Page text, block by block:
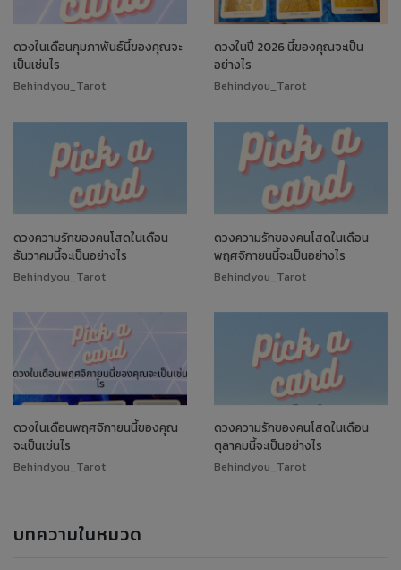
ดวงในเดือนกุมภาพันธ์นี้ของคุณจะ
เป็นเช่นไร
Behindyou_Tarot
ดวงในปี 2026 นี้ของคุณจะเป็น
อย่างไร
Behindyou_Tarot
ดวงความรักของคนโสดในเดือน
ธันวาคมนี้จะเป็นอย่างไร
Behindyou_Tarot
ดวงความรักของคนโสดในเดือน
พฤศจิกายนนี้จะเป็นอย่างไร
Behindyou_Tarot
ดวงในเดือนพฤศจิกายนนี้ของคุณ
จะเป็นเช่นไร
Behindyou_Tarot
ดวงความรักของคนโสดในเดือน
ตุลาคมนี้จะเป็นอย่างไร
Behindyou_Tarot
บทความในหมวด